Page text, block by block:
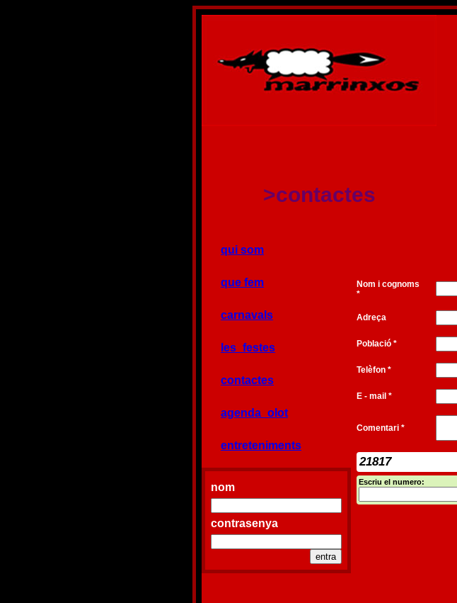
>contactes
qui som
que fem
carnavals
les_festes
contactes
agenda_olot
entreteniments
Nom i cognoms
*
Adreça
Població *
Telèfon *
E - mail *
Comentari *
21817
Escriu el numero:
nom
contrasenya